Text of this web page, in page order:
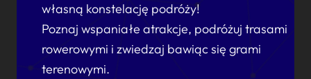
własną konstelację podróży!
Poznaj wspaniałe atrakcje, podróżuj trasami
rowerowymi i zwiedzaj bawiąc się grami
terenowymi.